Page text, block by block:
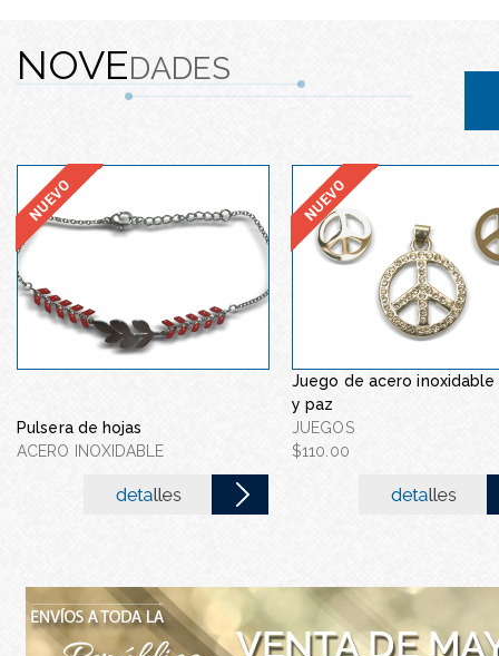
NOVEDADES
Pulsera de hojas
ACERO INOXIDABLE
Juego de acero inoxidable
y paz
JUEGOS
$110.00
Gargantilla con
acero inoxidable
GARGANTILLA CON
DE ACERO IN...